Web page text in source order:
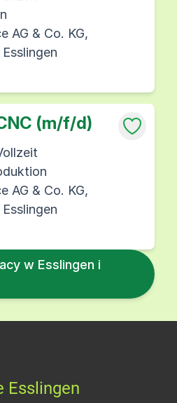
AG & Co. KG,
(m/f/d)
AG & Co. KG,
w Esslingen i
Esslingen